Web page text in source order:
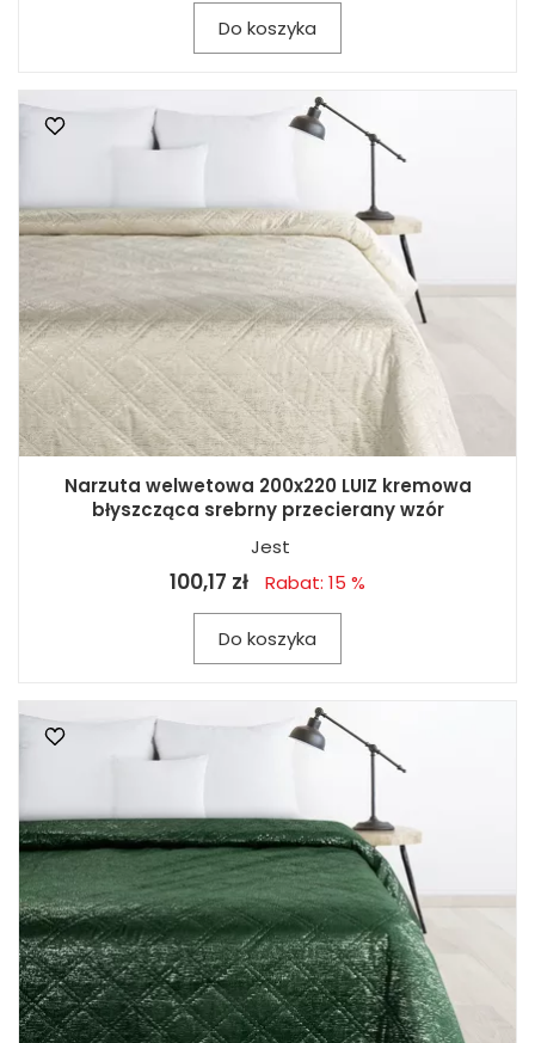
Do koszyka
Narzuta welwetowa 200x220 LUIZ kremowa
błyszcząca srebrny przecierany wzór
Jest
100,17 zł Rabat: 15 %
Do koszyka